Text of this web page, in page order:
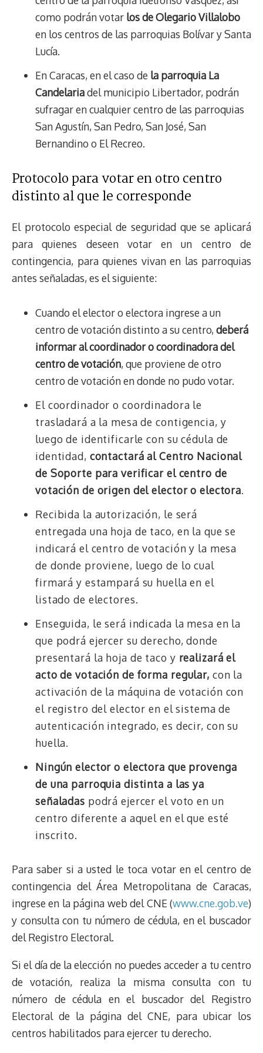
como podrán votar los de Olegario Villalobo
en los centros de las parroquias Bolívar y Santa
Lucía.
En Caracas, en el caso de la parroquia La
Candelariadel municipio Libertador, podrán
sufragar en cualquier centro de las parroquias
San Agustín, San Pedro, San José, San
Bernandino o El Recreo.
Protocolo para votar en otro centro
distinto al que le corresponde
El protocolo especial de seguridad que se aplicará
para quienes deseen votar en un centro de
contingencia, para quienes vivan en las parroquias
antes señaladas, es el siguiente:
Cuando el elector o electora ingrese a un
centro de votación distinto a su centro,deberá
informar al coordinador o coordinadora del
centro de votación, que proviene de otro
centro de votación en donde no pudo votar.
El coordinador o coordinadora le
trasladará a la mesa de contigencia, y
luego de identificarle con su cédula de
identidad, contactará al Centro Nacional
de Soporte para verificar el centro de
votación de origen del elector o electora.
Recibida la autorización, le será
entregada una hoja de taco, en la que se
indicará el centro de votación y la mesa
de donde proviene, luego de lo cual
firmará y estampará su huella en el
listado de electores.
Enseguida, le será indicada la mesa en la
que podrá ejercer su derecho, donde
presentará la hoja de taco y realizará el
acto de votación de forma regular, con la
activación de la máquina de votación con
el registro del elector en el sistema de
autenticación integrado, es decir, con su
huella.
Ningún elector o electora que provenga
de una parroquia distinta a las ya
señaladas podrá ejercer el voto en un
centro diferente a aquel en el que esté
inscrito.
Para saber si a usted le toca votar en el centro de
contingencia del Área Metropolitana de Caracas,
ingrese en la página web del CNE (www.cne.gob.ve)
y consulta con tu número de cédula, en el buscador
del Registro Electoral.
Si el día de la elección no puedes acceder a tu centro
de votación, realiza la misma consulta con tu
número de cédula en el buscador del Registro
Electoral de la página del CNE, para ubicar los
centros habilitados para ejercer tu derecho.